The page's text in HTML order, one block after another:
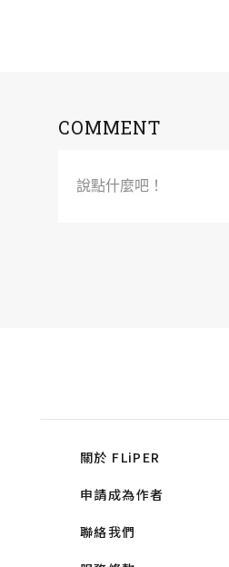
COMMENT
說點什麼吧！
關於 FLiPER
申請成為作者
聯絡我們